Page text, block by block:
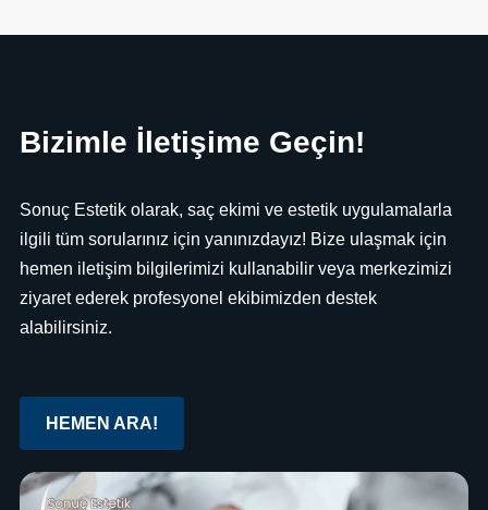
Bizimle İletişime Geçin!
Sonuç Estetik olarak, saç ekimi ve estetik uygulamalarla
ilgili tüm sorularınız için yanınızdayız! Bize ulaşmak için
hemen iletişim bilgilerimizi kullanabilir veya merkezimizi
ziyaret ederek profesyonel ekibimizden destek
alabilirsiniz.
HEMEN ARA!